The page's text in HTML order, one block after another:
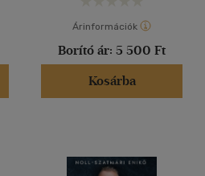
Árinformációk
Borító ár: 5 500 Ft
Kosárba